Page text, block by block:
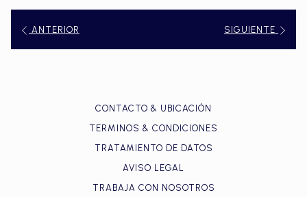
ANTERIOR SIGUIENTE
CONTACTO & UBICACIÓN
TERMINOS & CONDICIONES
TRATAMIENTO DE DATOS
AVISO LEGAL
TRABAJA CON NOSOTROS